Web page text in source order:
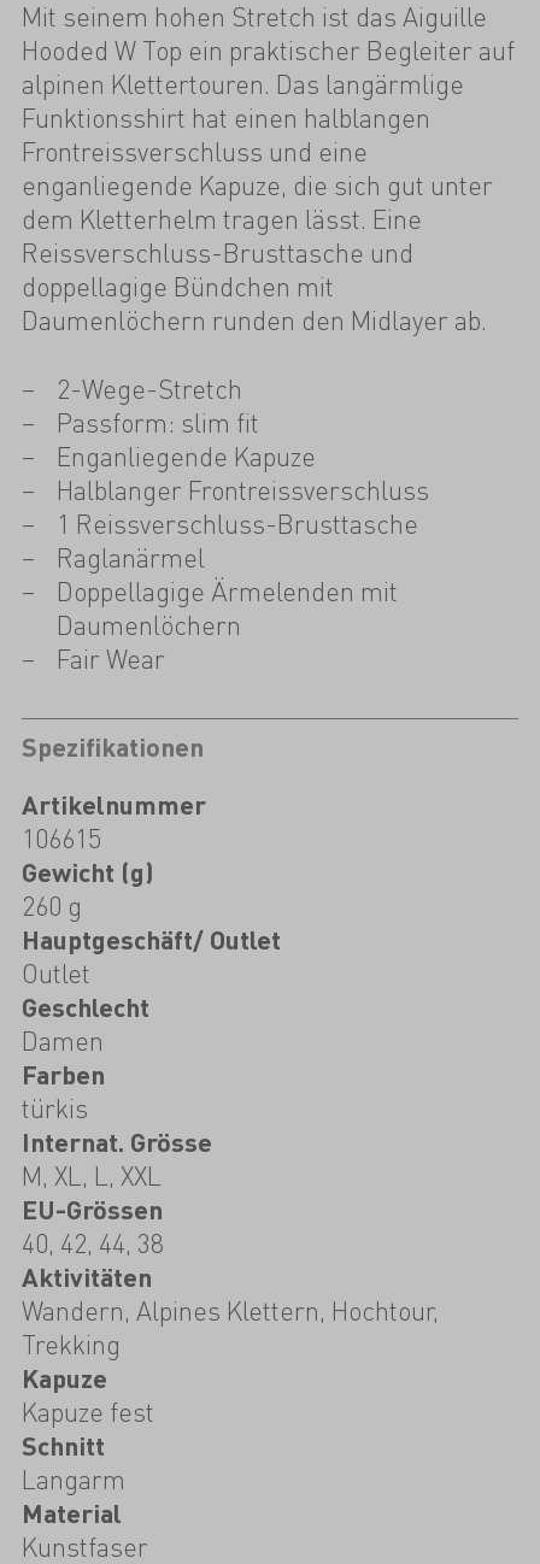
Mit seinem hohen Stretch ist das Aiguille
Hooded W Top ein praktischer Begleiter auf
alpinen Klettertouren. Das langärmlige
Funktionsshirt hat einen halblangen
Frontreissverschluss und eine
enganliegende Kapuze, die sich gut unter
dem Kletterhelm tragen lässt. Eine
Reissverschluss-Brusttasche und
doppellagige Bündchen mit
Daumenlöchern runden den Midlayer ab.
2-Wege-Stretch
Passform: slim fit
Enganliegende Kapuze
Halblanger Frontreissverschluss
1 Reissverschluss-Brusttasche
Raglanärmel
Doppellagige Ärmelenden mit
Daumenlöchern
Fair Wear
Spezifikationen
Artikelnummer
106615
Gewicht (g)
260 g
Hauptgeschäft/ Outlet
Outlet
Geschlecht
Damen
Farben
türkis
Internat. Grösse
M, XL, L, XXL
EU-Grössen
40, 42, 44, 38
Aktivitäten
Wandern, Alpines Klettern, Hochtour,
Trekking
Kapuze
Kapuze fest
Schnitt
Langarm
Material
Kunstfaser